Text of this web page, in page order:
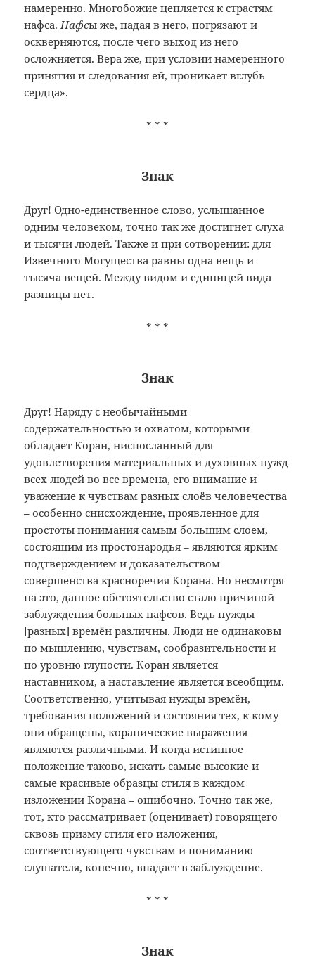
намеренно. Многобожие цепляется к страстям
нафса.Нафсы же, падая в него, погрязают и
оскверняются, после чего выход из него
осложняется. Вера же, при условии намеренного
принятия и следования ей, проникает вглубь
сердца».
* * *
Знак
Друг! Одно-единственное слово, услышанное
одним человеком, точно так же достигнет слуха
и тысячи людей. Также и при сотворении: для
Извечного Могущества равны одна вещь и
тысяча вещей. Между видом и единицей вида
разницы нет.
* * *
Знак
Друг! Наряду с необычайными
содержательностью и охватом, которыми
обладает Коран, ниспосланный для
удовлетворения материальных и духовных нужд
всех людей во все времена, его внимание и
уважение к чувствам разных слоёв человечества
– особенно снисхождение, проявленное для
простоты понимания самым большим слоем,
состоящим из простонародья – являются ярким
подтверждением и доказательством
совершенства красноречия Корана. Но несмотря
на это, данное обстоятельство стало причиной
заблуждения больных нафсов. Ведь нужды
[разных] времён различны. Люди не одинаковы
по мышлению, чувствам, сообразительности и
по уровню глупости. Коран является
наставником, а наставление является всеобщим.
Соответственно, учитывая нужды времён,
требования положений и состояния тех, к кому
они обращены, коранические выражения
являются различными. И когда истинное
положение таково, искать самые высокие и
самые красивые образцы стиля в каждом
изложении Корана – ошибочно. Точно так же,
тот, кто рассматривает (оценивает) говорящего
сквозь призму стиля его изложения,
соответствующего чувствам и пониманию
слушателя, конечно, впадает в заблуждение.
* * *
Знак